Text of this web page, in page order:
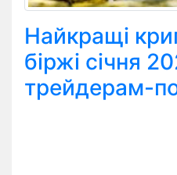
Найкращі
біржі січня
трейдерам-